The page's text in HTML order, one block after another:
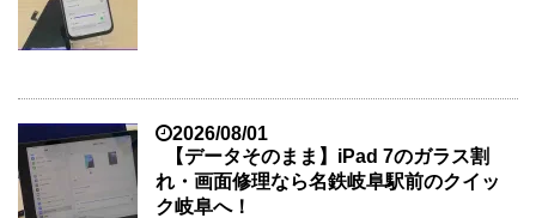
2026/08/01
【データそのまま】iPad 7のガラス割
れ・画面修理なら名鉄岐阜駅前のクイッ
ク岐阜へ！